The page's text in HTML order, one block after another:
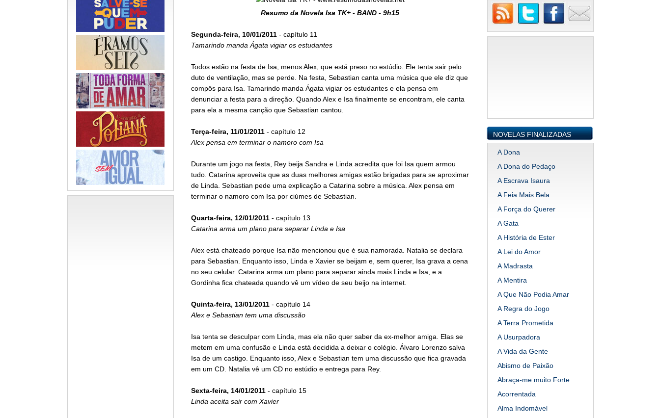
Resumo da Novela Isa TK+ - BAND - 9h15
Segunda-feira, 10/01/2011- capítulo 11
Tamarindo manda Ágata vigiar os estudantes
Todos estão na festa de Isa, menos Alex, que está preso no estúdio. Ele tenta sair pelo
duto de ventilação, mas se perde. Na festa, Sebastian canta uma música que ele diz que
compôs para Isa. Tamarindo manda Ágata vigiar os estudantes e ela pensa em
denunciar a festa para a direção. Quando Alex e Isa finalmente se encontram, ele canta
para ela a mesma canção que Sebastian cantou.
Terça-feira, 11/01/2011- capítulo 12
Alex pensa em terminar o namoro com Isa
Durante um jogo na festa, Rey beija Sandra e Linda acredita que foi Isa quem armou
tudo. Catarina aproveita que as duas melhores amigas estão brigadas para se aproximar
de Linda. Sebastian pede uma explicação a Catarina sobre a música. Alex pensa em
terminar o namoro com Isa por ciúmes de Sebastian.
Quarta-feira, 12/01/2011- capítulo 13
Catarina arma um plano para separar Linda e Isa
Alex está chateado porque Isa não mencionou que é sua namorada. Natalia se declara
para Sebastian. Enquanto isso, Linda e Xavier se beijam e, sem querer, Isa grava a cena
no seu celular. Catarina arma um plano para separar ainda mais Linda e Isa, e a
Gordinha fica chateada quando vê um vídeo de seu beijo na internet.
Quinta-feira, 13/01/2011- capítulo 14
Alex e Sebastian tem uma discussão
Isa tenta se desculpar com Linda, mas ela não quer saber da ex-melhor amiga. Elas se
metem em uma confusão e Linda está decidida a deixar o colégio. Álvaro Lorenzo salva
Isa de um castigo. Enquanto isso, Alex e Sebastian tem uma discussão que fica gravada
em um CD. Natalia vê um CD no estúdio e entrega para Rey.
Sexta-feira, 14/01/2011- capítulo 15
Linda aceita sair com Xavier
NOVELAS FINALIZADAS
A Dona
A Dona do Pedaço
A Escrava Isaura
A Feia Mais Bela
A Força do Querer
A Gata
A História de Ester
A Lei do Amor
A Madrasta
A Mentira
A Que Não Podia Amar
A Regra do Jogo
A Terra Prometida
A Usurpadora
A Vida da Gente
Abismo de Paixão
Abraça-me muito Forte
Acorrentada
Alma Indomável